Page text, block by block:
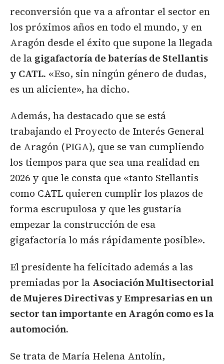
reconversión que va a afrontar el sector en
los próximos años en todo el mundo, y en
Aragón desde el éxito que supone la llegada
de la gigafactoría de baterías de Stellantis
y CATL. «Eso, sin ningún género de dudas,
es un aliciente», ha dicho.
Además, ha destacado que se está
trabajando el Proyecto de Interés General
de Aragón (PIGA), que se van cumpliendo
los tiempos para que sea una realidad en
2026 y que le consta que «tanto Stellantis
como CATL quieren cumplir los plazos de
forma escrupulosa y que les gustaría
empezar la construcción de esa
gigafactoría lo más rápidamente posible».
El presidente ha felicitado además a las
premiadas por la Asociación Multisectorial
de Mujeres Directivas y Empresarias en un
sector tan importante en Aragón como es la
automoción.
Se trata de María Helena Antolín,